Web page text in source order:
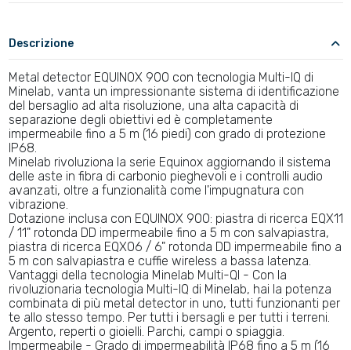
Descrizione
Metal detector EQUINOX 900 con tecnologia Multi-IQ di
Minelab, vanta un impressionante sistema di identificazione
del bersaglio ad alta risoluzione, una alta capacità di
separazione degli obiettivi ed è completamente
impermeabile fino a 5 m (16 piedi) con grado di protezione
IP68.
Minelab rivoluziona la serie Equinox aggiornando il sistema
delle aste in fibra di carbonio pieghevoli e i controlli audio
avanzati, oltre a funzionalità come l'impugnatura con
vibrazione.
Dotazione inclusa con EQUINOX 900: piastra di ricerca EQX11
/ 11" rotonda DD impermeabile fino a 5 m con salvapiastra,
piastra di ricerca EQX06 / 6" rotonda DD impermeabile fino a
5 m con salvapiastra e cuffie wireless a bassa latenza.
Vantaggi della tecnologia Minelab Multi-QI - Con la
rivoluzionaria tecnologia Multi-IQ di Minelab, hai la potenza
combinata di più metal detector in uno, tutti funzionanti per
te allo stesso tempo. Per tutti i bersagli e per tutti i terreni.
Argento, reperti o gioielli. Parchi, campi o spiaggia.
Impermeabile - Grado di impermeabilità IP68 fino a 5 m (16